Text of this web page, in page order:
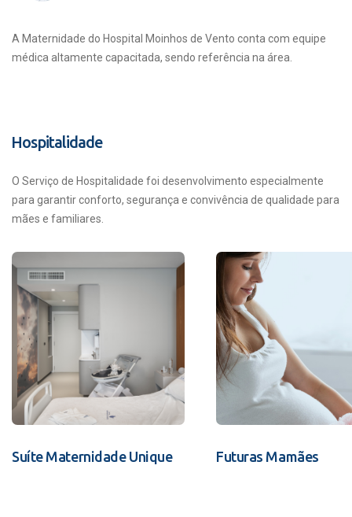
A Maternidade do Hospital Moinhos de Vento conta com equipe
médica altamente capacitada, sendo referência na área.
Hospitalidade
O Serviço de Hospitalidade foi desenvolvimento especialmente
para garantir conforto, segurança e convivência de qualidade para
mães e familiares.
Suíte Maternidade Unique Futuras Mamães